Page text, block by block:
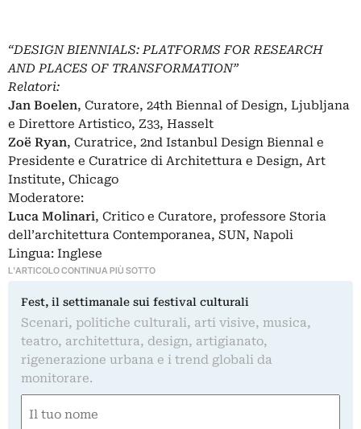
“DESIGN BIENNIALS: PLATFORMS FOR RESEARCH
AND PLACES OF TRANSFORMATION”
Relatori:
Jan Boelen, Curatore, 24th Biennal of Design, Ljubljana
e Direttore Artistico, Z33, Hasselt
Zoë Ryan, Curatrice, 2nd Istanbul Design Biennal e
Presidente e Curatrice di Architettura e Design, Art
Institute, Chicago
Moderatore:
Luca Molinari, Critico e Curatore, professore Storia
dell’architettura Contemporanea, SUN, Napoli
Lingua: Inglese
L'ARTICOLO CONTINUA PIÙ SOTTO
Fest, il settimanale sui festival culturali
Scenari, politiche culturali, arti visive, musica,
teatro, architettura, design, artigianato,
rigenerazione urbana e i trend globali da
monitorare.
(Required)